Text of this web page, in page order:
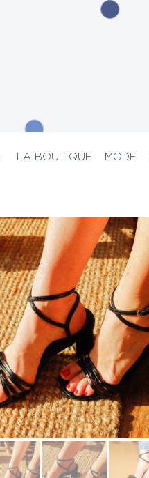
LA BOUTIQUE MODE